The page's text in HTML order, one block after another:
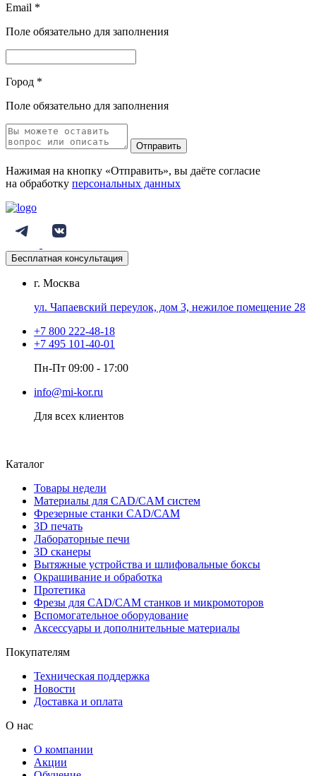
Email *
Поле обязательно для заполнения
Город *
Поле обязательно для заполнения
Отправить
Нажимая на кнопку «Отправить», вы даёте согласие
на обработку персональных данных
Бесплатная консультация
г. Москва
ул. Чапаевский переулок, дом 3, нежилое помещение 28
+7 800 222-48-18
+7 495 101-40-01
Пн-Пт 09:00 - 17:00
info@mi-kor.ru
Для всех клиентов
Каталог
Товары недели
Материалы для CAD/CAM систем
Фрезерные станки CAD/CAM
3D печать
Лабораторные печи
3D сканеры
Вытяжные устройства и шлифовальные боксы
Окрашивание и обработка
Протетика
Фрезы для CAD/CAM станков и микромоторов
Вспомогательное оборудование
Аксессуары и дополнительные материалы
Покупателям
Техническая поддержка
Новости
Доставка и оплата
О нас
О компании
Акции